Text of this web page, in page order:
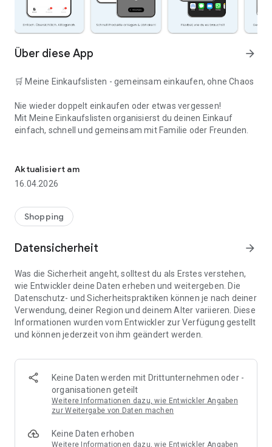
Über diese App arrow_forward
🛒 Meine Einkaufslisten - gemeinsam einkaufen, ohne Chaos
Nie wieder doppelt einkaufen oder etwas vergessen!
Mit Meine Einkaufslisten organisierst du deinen Einkauf
einfach, schnell und gemeinsam mit Familie oder Freunden.
👨‍👩‍👧 Gemeinsame Einkaufslisten in Echtzeit: Alle sehen
⚡ Superschnell & einfach: Liste in Sekunden erstellen und
sofort loslegen.
📱 Immer dabei: Deine Einkaufsliste ist jederzeit auf deinem
🤝 Teilen leicht gemacht: Lade andere ein und erledigt den
Einkauf gemeinsam.
🍳 Zutaten direkt aus Rezepten übernehmen: Importiere
Zutaten von Rezept-Webseiten und verwandle sie
🚀 DEINE VORTEILE IM ALLTAG
* Nie wieder doppelte Einkäufe
* Kein Chaos mehr beim Einkaufen
* Bessere Abstimmung mit Familie & Freunden
* Perfekt für die Essensplanung
Aktualisiert am
16.04.2026
Shopping
Datensicherheit arrow_forward
Was die Sicherheit angeht, solltest du als Erstes verstehen,
wie Entwickler deine Daten erheben und weitergeben. Die
Datenschutz- und Sicherheitspraktiken können je nach deiner
Verwendung, deiner Region und deinem Alter variieren. Diese
Informationen wurden vom Entwickler zur Verfügung gestellt
und können jederzeit von ihm geändert werden.
Keine Daten werden mit Drittunternehmen oder -
organisationen geteilt
Weitere Informationen dazu, wie Entwickler Angaben
zur Weitergabe von Daten machen
Keine Daten erhoben
Weitere Informationen dazu, wie Entwickler Angaben